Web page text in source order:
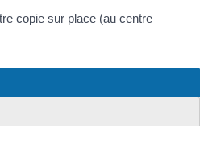
copie sur place (au centre